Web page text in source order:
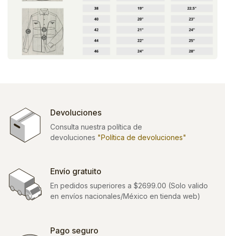
Devoluciones
Consulta nuestra política de
devoluciones "Política de devoluciones"
Envío gratuito
En pedidos superiores a $2699.00 (Solo valido
en envíos nacionales/México en tienda web)
Pago seguro